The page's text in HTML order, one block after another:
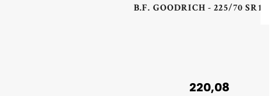
220,08